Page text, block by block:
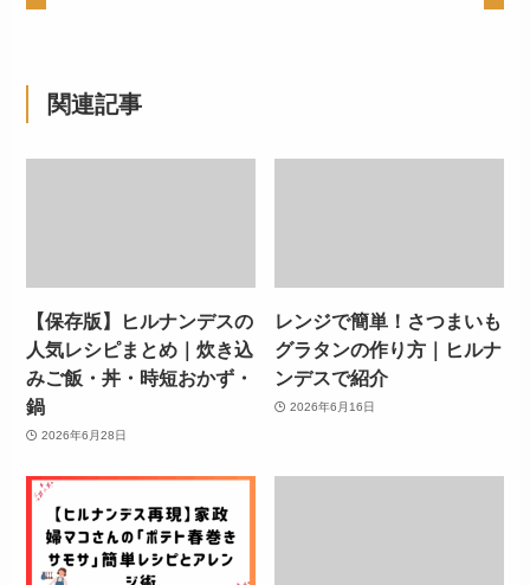
関連記事
【保存版】ヒルナンデスの
人気レシピまとめ｜炊き込
みご飯・丼・時短おかず・
鍋
2026年6月28日
レンジで簡単！さつまいも
グラタンの作り方｜ヒルナ
ンデスで紹介
2026年6月16日